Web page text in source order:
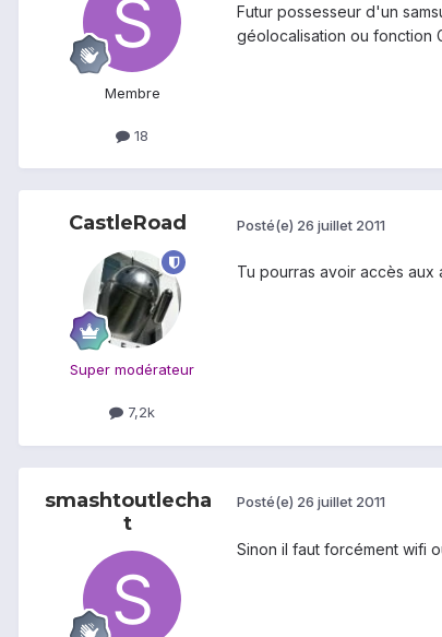
Membre
18
Futur possesseur d'un
géolocalisation ou fonction
CastleRoad
Super modérateur
7,2k
Posté(e) 26 juillet 2011
Tu pourras avoir accès aux
smashtoutlecha
t
Posté(e) 26 juillet 2011
Sinon il faut forcément wifi